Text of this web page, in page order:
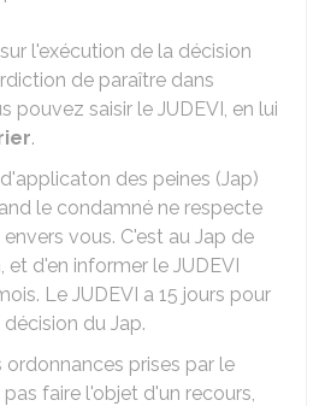
l'exécution de la décision
de paraître dans
pouvez saisir le JUDEVI, en lui
.
des peines (Jap)
le condamné ne respecte
vous. C'est au Jap de
et d'en informer le JUDEVI
Le JUDEVI a 15 jours pour
du Jap.
ordonnances prises par le
faire l'objet d'un recours,